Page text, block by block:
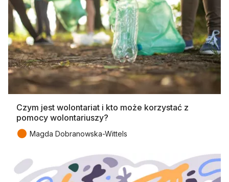
Czym jest wolontariat i kto może korzystać z
pomocy wolontariuszy?
● Magda Dobranowska-Wittels